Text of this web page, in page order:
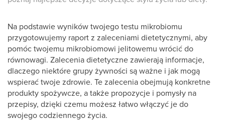
Na podstawie wyników twojego testu mikrobiomu
przygotowujemy raport z zaleceniami dietetycznymi, aby
pomóc twojemu mikrobiomowi jelitowemu wrócić do
równowagi. Zalecenia dietetyczne zawierają informacje,
dlaczego niektóre grupy żywności są ważne i jak mogą
wspierać twoje zdrowie. Te zalecenia obejmują konkretne
produkty spożywcze, a także propozycje i pomysły na
przepisy, dzięki czemu możesz łatwo włączyć je do
swojego codziennego życia.